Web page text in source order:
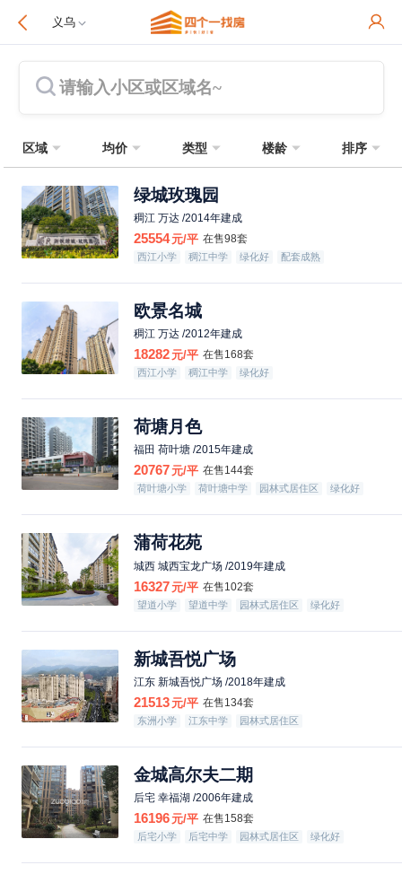
义乌
请输入小区或区域名~
区域 均价 类型 楼龄 排序
绿城玫瑰园
稠江 万达 /2014年建成
25554元/平 在售98套
西江小学 稠江中学 绿化好 配套成熟
欧景名城
稠江 万达 /2012年建成
18282元/平 在售168套
西江小学 稠江中学 绿化好
荷塘月色
福田 荷叶塘 /2015年建成
20767元/平 在售144套
荷叶塘小学 荷叶塘中学 园林式居住区 绿化好
蒲荷花苑
城西 城西宝龙广场 /2019年建成
16327元/平 在售102套
望道小学 望道中学 园林式居住区 绿化好
新城吾悦广场
江东 新城吾悦广场 /2018年建成
21513元/平 在售134套
东洲小学 江东中学 园林式居住区
金城高尔夫二期
后宅 幸福湖 /2006年建成
16196元/平 在售158套
后宅小学 后宅中学 园林式居住区 绿化好